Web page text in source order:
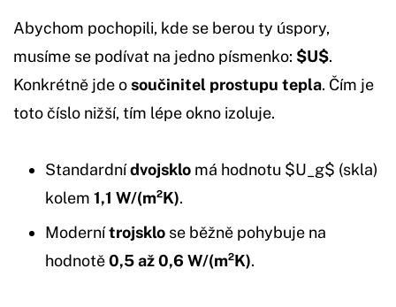
Abychom pochopili, kde se berou ty úspory,
musíme se podívat na jedno písmenko: $U$.
Konkrétně jde osoučinitel prostupu tepla. Čím je
toto číslo nižší, tím lépe okno izoluje.
Standardnídvojsklo má hodnotu $U_g$ (skla)
kolem 1,1 W/(m²K).
Modernítrojsklo se běžně pohybuje na
hodnotě0,5 až 0,6 W/(m²K).